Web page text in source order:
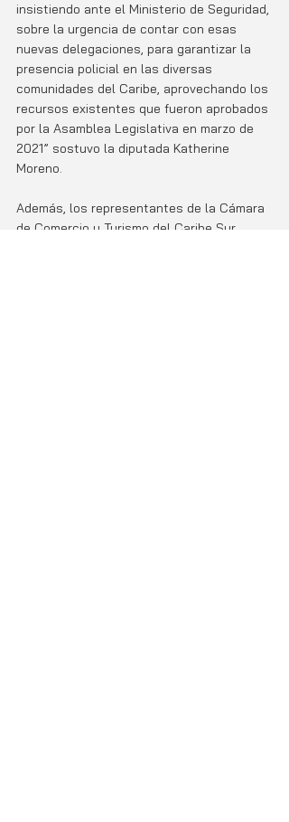
insistiendo ante el Ministerio de Seguridad,
sobre la urgencia de contar con esas
nuevas delegaciones, para garantizar la
presencia policial en las diversas
comunidades del Caribe, aprovechando los
recursos existentes que fueron aprobados
por la Asamblea Legislativa en marzo de
2021” sostuvo la diputada Katherine
Moreno.
Además, los representantes de la Cámara
de Comercio y Turismo del Caribe Sur